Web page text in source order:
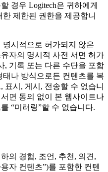
경우 Logitech은 귀하에게
제한된 권한을 제공합니
시적으로 허가되지 않은
자의 명시적 사전 서면 허가
, 기록 또는 다른 수단을 포함
나 방식으로든 컨텐츠를 복
표시, 게시, 전송할 수 없습니
면 동의 없이 본 웹사이트나
“미러링”할 수 없습니다.
의 경험, 조언, 추천, 의견,
자 컨텐츠”)를 포함한 컨텐